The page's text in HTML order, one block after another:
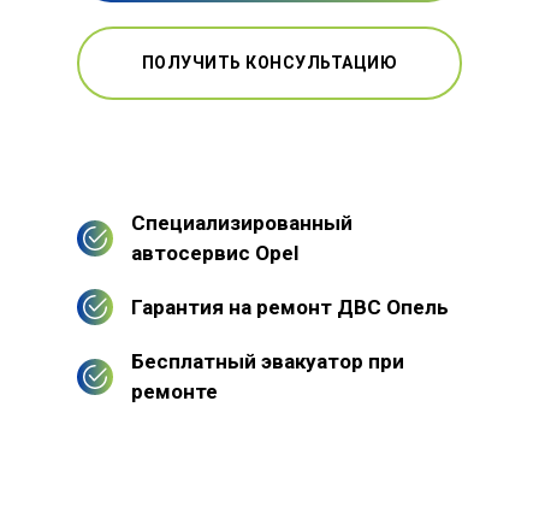
ПОЛУЧИТЬ КОНСУЛЬТАЦИЮ
Специализированный
автосервис Opel
Гарантия на ремонт ДВС Опель
Бесплатный эвакуатор при
ремонте